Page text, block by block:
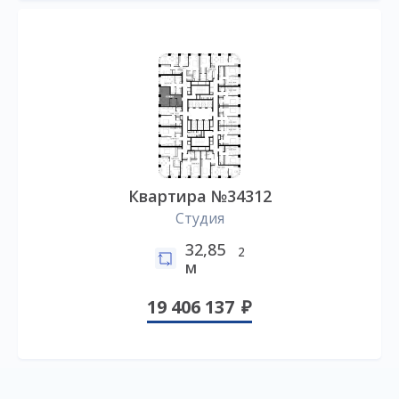
Квартира №34312
Студия
32,85
м
2
19 406 137